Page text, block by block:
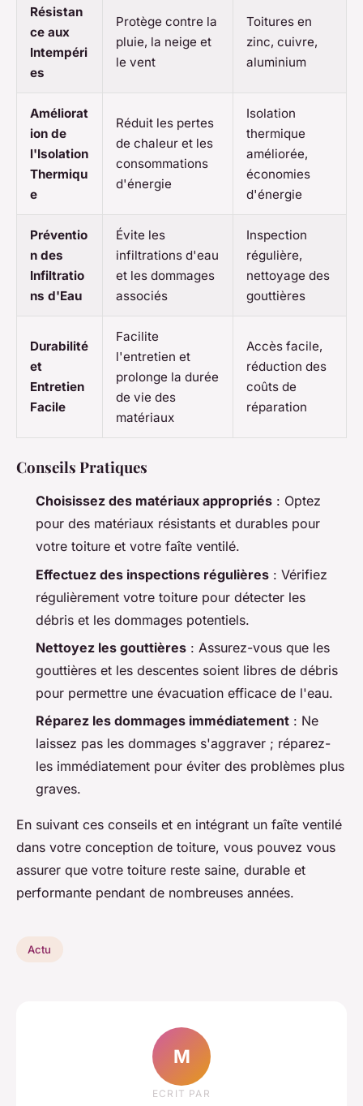
Résistan
ce aux
Intempéri
es
Protège contre la
pluie, la neige et
le vent
Toitures en
zinc, cuivre,
aluminium
Améliorat
ion de
l'Isolation
Thermiqu
e
Réduit les pertes
de chaleur et les
consommations
d'énergie
Isolation
thermique
améliorée,
économies
d'énergie
Préventio
n des
Infiltratio
ns d'Eau
Évite les
infiltrations d'eau
et les dommages
associés
Inspection
régulière,
nettoyage des
gouttières
Durabilité
et
Entretien
Facile
Facilite
l'entretien et
prolonge la durée
de vie des
matériaux
Accès facile,
réduction des
coûts de
réparation
Conseils Pratiques
Choisissez des matériaux appropriés : Optez
pour des matériaux résistants et durables pour
votre toiture et votre faîte ventilé.
Effectuez des inspections régulières : Vérifiez
régulièrement votre toiture pour détecter les
débris et les dommages potentiels.
Nettoyez les gouttières : Assurez-vous que les
gouttières et les descentes soient libres de débris
pour permettre une évacuation efficace de l'eau.
Réparez les dommages immédiatement : Ne
laissez pas les dommages s'aggraver ; réparez-
les immédiatement pour éviter des problèmes plus
graves.
En suivant ces conseils et en intégrant un faîte ventilé
dans votre conception de toiture, vous pouvez vous
assurer que votre toiture reste saine, durable et
performante pendant de nombreuses années.
Actu
M
ECRIT PAR